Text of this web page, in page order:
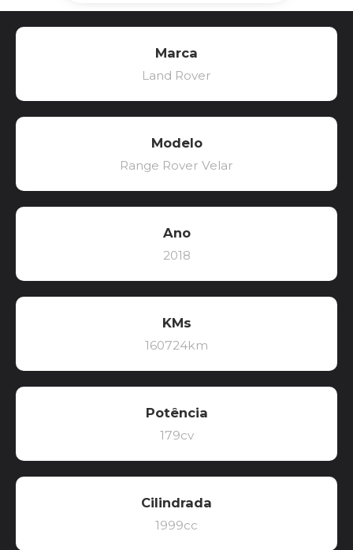
Marca
Land Rover
Modelo
Range Rover Velar
Ano
2018
KMs
160724km
Potência
179cv
Cilindrada
1999cc